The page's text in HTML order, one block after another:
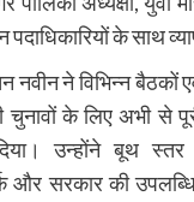
के साथ
नवीन ने विभिन्न बैठकों
के लिए अभी से
उन्होंने बूथ स्तर
और सरकार की